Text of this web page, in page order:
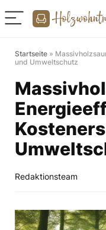
Startseite »
und Umweltschutz
Redaktionsteam